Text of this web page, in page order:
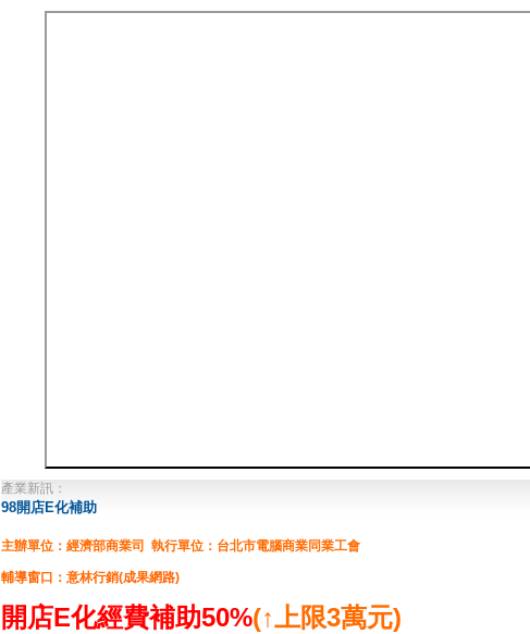
產業新訊：
98開店E化補助
主辦單位：經濟部商業司 執行單位：台北市電腦商業同業工會
輔導窗口：意林行銷(成果網路)
開店E化經費補助50%(↑上限3萬元)